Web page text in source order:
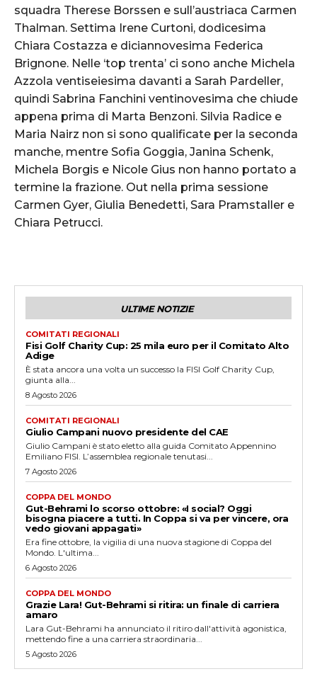
squadra Therese Borssen e sull’austriaca Carmen
Thalman. Settima Irene Curtoni, dodicesima
Chiara Costazza e diciannovesima Federica
Brignone. Nelle ‘top trenta’ ci sono anche Michela
Azzola ventiseiesima davanti a Sarah Pardeller,
quindi Sabrina Fanchini ventinovesima che chiude
appena prima di Marta Benzoni. Silvia Radice e
Maria Nairz non si sono qualificate per la seconda
manche, mentre Sofia Goggia, Janina Schenk,
Michela Borgis e Nicole Gius non hanno portato a
termine la frazione. Out nella prima sessione
Carmen Gyer, Giulia Benedetti, Sara Pramstaller e
Chiara Petrucci.
ULTIME NOTIZIE
COMITATI REGIONALI
Fisi Golf Charity Cup: 25 mila euro per il Comitato Alto
Adige
È stata ancora una volta un successo la FISI Golf Charity Cup,
giunta alla...
8 Agosto 2026
COMITATI REGIONALI
Giulio Campani nuovo presidente del CAE
Giulio Campani è stato eletto alla guida Comitato Appennino
Emiliano FISI. L’assemblea regionale tenutasi...
7 Agosto 2026
COPPA DEL MONDO
Gut-Behrami lo scorso ottobre: «I social? Oggi
bisogna piacere a tutti. In Coppa si va per vincere, ora
vedo giovani appagati»
Era fine ottobre, la vigilia di una nuova stagione di Coppa del
Mondo. L'ultima...
6 Agosto 2026
COPPA DEL MONDO
Grazie Lara! Gut-Behrami si ritira: un finale di carriera
amaro
Lara Gut-Behrami ha annunciato il ritiro dall'attività agonistica,
mettendo fine a una carriera straordinaria...
5 Agosto 2026